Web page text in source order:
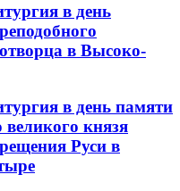
в день
в Высоко-
в день памяти
великого князя
Руси в